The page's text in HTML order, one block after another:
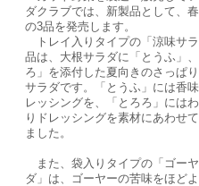
ダクラブでは、新製品として、
の3品を発売します。
トレイ入りタイプの「涼味サ
品は、大根サラダに「とうふ」
ろ」を添付した夏向きのさっぱ
サラダです。「とうふ」には香
レッシングを、「とろろ」には
りドレッシングを素材にあわせ
ました。
また、袋入りタイプの「ゴー
ダ」は、ゴーヤーの苦味をほど